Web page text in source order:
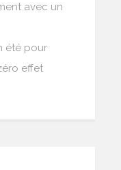
avec un
été pour
effet